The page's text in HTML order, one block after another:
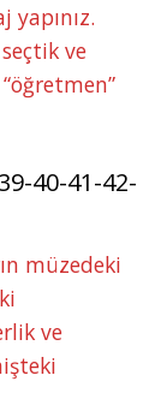
ve
40-41-42-
müzedeki
ve